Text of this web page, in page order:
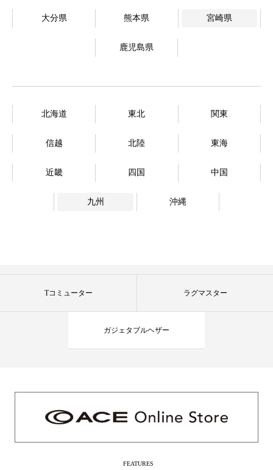
大分県 熊本県 宮崎県
鹿児島県
北海道 東北 関東
信越 北陸 東海
近畿 四国 中国
九州 沖縄
Tコミューター ラグマスター
ガジェタブルヘザー
FEATURES